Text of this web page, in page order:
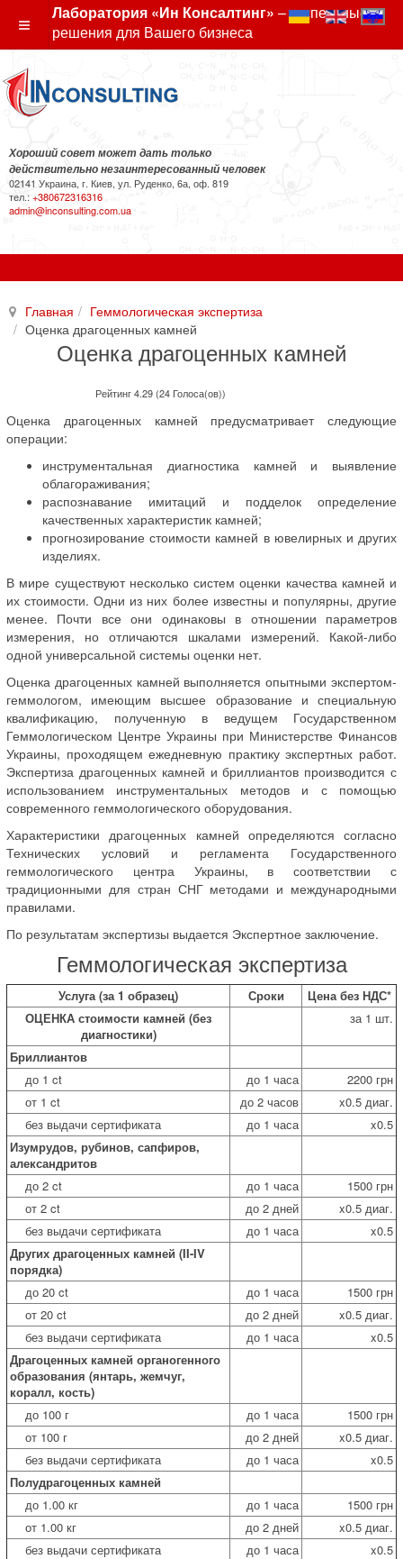
Лаборатория «Ин Консалтинг» – экспертные
решения для Вашего бизнеса
Хороший совет может дать только
действительно незаинтересованный человек
02141 Украина, г. Киев, ул. Руденко, 6а, оф. 819
тел.: +380672316316
admin@inconsulting.com.ua
Главная
Геммологическая экспертиза
Оценка драгоценных камней
Оценка драгоценных камней
Рейтинг 4.29 (24 Голоса(ов))
Оценка драгоценных камней предусматривает следующие
операции:
инструментальная диагностика камней и выявление
облагораживания;
распознавание имитаций и подделок определение
качественных характеристик камней;
прогнозирование стоимости камней в ювелирных и других
изделиях.
В мире существуют несколько систем оценки качества камней и
их стоимости. Одни из них более известны и популярны, другие
менее. Почти все они одинаковы в отношении параметров
измерения, но отличаются шкалами измерений. Какой-либо
одной универсальной системы оценки нет.
Оценка драгоценных камней выполняется опытными экспертом-
геммологом, имеющим высшее образование и специальную
квалификацию, полученную в ведущем Государственном
Геммологическом Центре Украины при Министерстве Финансов
Украины, проходящем ежедневную практику экспертных работ.
Экспертиза драгоценных камней и бриллиантов производится с
использованием инструментальных методов и с помощью
современного геммологического оборудования.
Характеристики драгоценных камней определяются согласно
Технических условий и регламента Государственного
геммологического центра Украины, в соответствии с
традиционными для стран СНГ методами и международными
правилами.
По результатам экспертизы выдается Экспертное заключение.
Геммологическая экспертиза
Услуга (за 1 образец) Сроки
Цена без НДС*
ОЦЕНКА стоимости камней (без
диагностики)
за 1 шт.
Бриллиантов
до 1 ct
до 1 часа
2200 грн
от 1 ct
до 2 часов
x0.5 диаг.
без выдачи сертификата
до 1 часа
x0.5
Изумрудов, рубинов, сапфиров,
александритов
до 2 ct
до 1 часа
1500 грн
от 2 ct
до 2 дней
x0.5 диаг.
без выдачи сертификата
до 1 часа
x0.5
Других драгоценных камней (II-IV
порядка)
до 20 ct
до 1 часа
1500 грн
от 20 ct
до 2 дней
x0.5 диаг.
без выдачи сертификата
до 1 часа
x0.5
Драгоценных камней органогенного
образования (янтарь, жемчуг,
коралл, кость)
до 100 г
до 1 часа
1500 грн
от 100 г
до 2 дней
x0.5 диаг.
без выдачи сертификата
до 1 часа
x0.5
Полудрагоценных камней
до 1.00 кг
до 1 часа
1500 грн
от 1.00 кг
до 2 дней
x0.5 диаг.
без выдачи сертификата
до 1 часа
x0.5